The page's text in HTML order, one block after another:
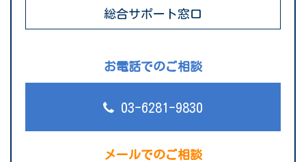
総合サポート窓口
お電話でのご相談
03-6281-9830
メールでのご相談